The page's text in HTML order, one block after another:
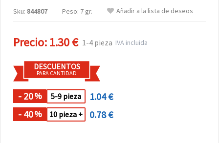
Sku: 844807 Peso: 7 gr. Añadir a la lista de deseos
Precio:1.30 € 1-4 pieza IVA incluida
DESCUENTOS
PARA CANTIDAD
- 20% 5-9 pieza
1.04 €
- 40% 10 pieza + 0.78 €